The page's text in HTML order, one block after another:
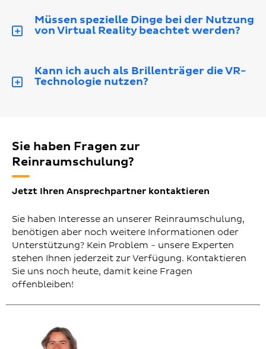
Müssen spezielle Dinge bei der Nutzung
von Virtual Reality beachtet werden?
Kann ich auch als Brillenträger die VR-
Technologie nutzen?
Sie haben Fragen zur
Reinraumschulung?
Jetzt Ihren Ansprechpartner kontaktieren
Sie haben Interesse an unserer Reinraumschulung,
benötigen aber noch weitere Informationen oder
Unterstützung? Kein Problem - unsere Experten
stehen Ihnen jederzeit zur Verfügung. Kontaktieren
Sie uns noch heute, damit keine Fragen
offenbleiben!